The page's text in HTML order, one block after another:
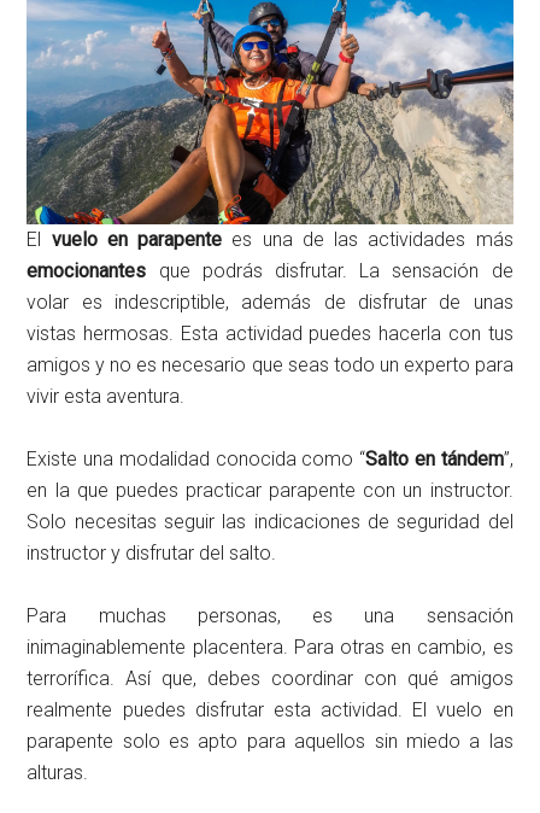
El vuelo en parapente es una de las actividades más
emocionantes que podrás disfrutar. La sensación de
volar es indescriptible, además de disfrutar de unas
vistas hermosas. Esta actividad puedes hacerla con tus
amigos y no es necesario que seas todo un experto para
vivir esta aventura.
Existe una modalidad conocida como “Salto en tándem”,
en la que puedes practicar parapente con un instructor.
Solo necesitas seguir las indicaciones de seguridad del
instructor y disfrutar del salto.
Para muchas personas, es una sensación
inimaginablemente placentera. Para otras en cambio, es
terrorífica. Así que, debes coordinar con qué amigos
realmente puedes disfrutar esta actividad. El vuelo en
parapente solo es apto para aquellos sin miedo a las
alturas.